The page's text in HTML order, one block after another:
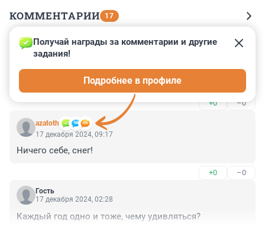
КОММЕНТАРИИ 17
Гость
17 декабря 2024, 13:51
Всем привет. Зима пришла нежданно ,а значит во
дворах снег уберут весной,это у нас каждый год так
+0 –0
azatoth
Получай награды за комментарии и другие
задания!
Подробнее в профиле
17 декабря 2024, 09:17
Ничего себе, снег!
+0 –0
Гость
17 декабря 2024, 02:28
Каждый год одно и тоже, чему удивляться?